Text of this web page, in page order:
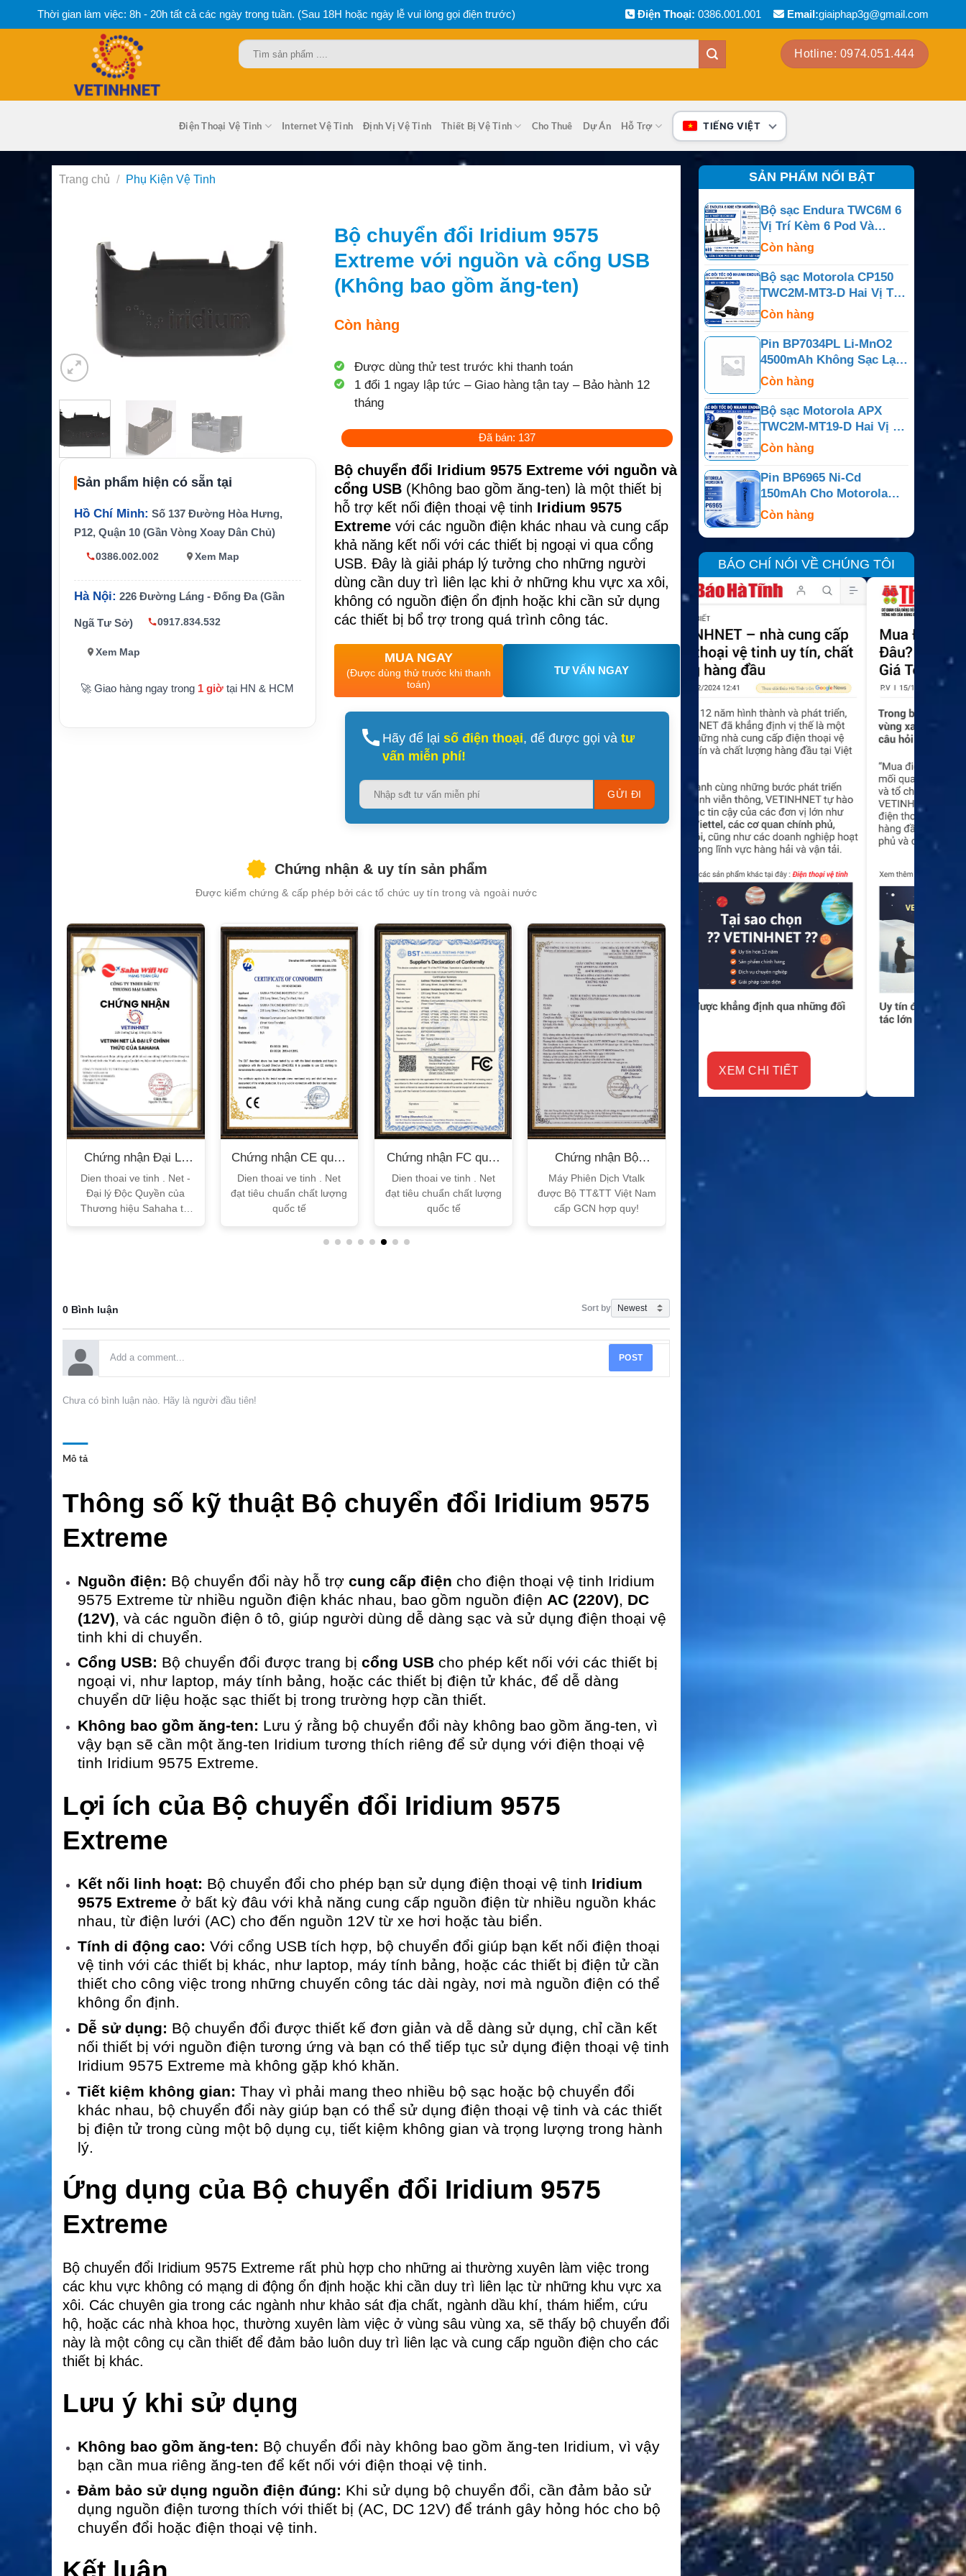
Thời gian làm việc: 8h - 20h tất cả các ngày trong tuần. (Sau 18H hoặc ngày lễ vui lòng gọi điện trước) Điện Thoại: 0386.001.001 Email:giaiphap3g@gmail.com
Tìm
kiếm:
Hotline: 0974.051.444
Điện Thoại Vệ Tinh Internet Vệ Tinh Định Vị Vệ Tinh Thiết Bị Vệ Tinh Cho Thuê Dự Án Hỗ Trợ TIẾNG VIỆT
Trang chủ / Phụ Kiện Vệ Tinh
Sản phẩm hiện có sẵn tại
Hồ Chí Minh: Số 137 Đường Hòa Hưng,
P12, Quận 10 (Gần Vòng Xoay Dân Chủ)
0386.002.002 Xem Map
Hà Nội: 226 Đường Láng - Đống Đa (Gần
Ngã Tư Sở) 0917.834.532
Xem Map
🚀 Giao hàng ngay trong 1 giờ tại HN & HCM
Bộ chuyển đổi Iridium 9575
Extreme với nguồn và cổng USB
(Không bao gồm ăng-ten)
Còn hàng
Được dùng thử test trước khi thanh toán
1 đổi 1 ngay lập tức – Giao hàng tận tay – Bảo hành 12
tháng
Đã bán: 137
Bộ chuyển đổi Iridium 9575 Extreme với nguồn và
cổng USB(Không bao gồm ăng-ten) là một thiết bị
hỗ trợ kết nối điện thoại vệ tinh Iridium 9575
Extremevới các nguồn điện khác nhau và cung cấp
khả năng kết nối với các thiết bị ngoại vi qua cổng
USB. Đây là giải pháp lý tưởng cho những người
dùng cần duy trì liên lạc khi ở những khu vực xa xôi,
không có nguồn điện ổn định hoặc khi cần sử dụng
các thiết bị bổ trợ trong quá trình công tác.
MUA NGAY
(Được dùng thử trước khi thanh
toán)
TƯ VẤN NGAY
Hãy để lại số điện thoại, để được gọi và tư
vấn miễn phí!
Please
this
Chứng nhận & uy tín sản phẩm
Được kiểm chứng & cấp phép bởi các tổ chức uy tín trong và ngoài nước
Chứng nhận Đại Lý
Sahaha
Dien thoai ve tinh . Net -
Đại lý Độc Quyền của
Thương hiệu Sahaha tại
Chứng nhận CE quốc
tế
Dien thoai ve tinh . Net
đạt tiêu chuẩn chất lượng
quốc tế
Chứng nhận FC quốc
tế
Dien thoai ve tinh . Net
đạt tiêu chuẩn chất lượng
quốc tế
Chứng nhận Bộ
TT&TT
Máy Phiên Dịch Vtalk
được Bộ TT&TT Việt Nam
cấp GCN hợp quy!
0 Bình luận Sort by
POST
Chưa có bình luận nào. Hãy là người đầu tiên!
Mô tả
Thông số kỹ thuật Bộ chuyển đổi Iridium 9575
Extreme
Nguồn điện: Bộ chuyển đổi này hỗ trợ cung cấp điện cho điện thoại vệ tinh Iridium
9575 Extreme từ nhiều nguồn điện khác nhau, bao gồm nguồn điện AC (220V), DC
(12V), và các nguồn điện ô tô, giúp người dùng dễ dàng sạc và sử dụng điện thoại vệ
tinh khi di chuyển.
Cổng USB: Bộ chuyển đổi được trang bị cổng USBcho phép kết nối với các thiết bị
ngoại vi, như laptop, máy tính bảng, hoặc các thiết bị điện tử khác, để dễ dàng
chuyển dữ liệu hoặc sạc thiết bị trong trường hợp cần thiết.
Không bao gồm ăng-ten: Lưu ý rằng bộ chuyển đổi này không bao gồm ăng-ten, vì
vậy bạn sẽ cần một ăng-ten Iridium tương thích riêng để sử dụng với điện thoại vệ
tinh Iridium 9575 Extreme.
Lợi ích của Bộ chuyển đổi Iridium 9575
Extreme
Kết nối linh hoạt: Bộ chuyển đổi cho phép bạn sử dụng điện thoại vệ tinh Iridium
9575 Extreme ở bất kỳ đâu với khả năng cung cấp nguồn điện từ nhiều nguồn khác
nhau, từ điện lưới (AC) cho đến nguồn 12V từ xe hơi hoặc tàu biển.
Tính di động cao: Với cổng USB tích hợp, bộ chuyển đổi giúp bạn kết nối điện thoại
vệ tinh với các thiết bị khác, như laptop, máy tính bảng, hoặc các thiết bị điện tử cần
thiết cho công việc trong những chuyến công tác dài ngày, nơi mà nguồn điện có thể
không ổn định.
Dễ sử dụng: Bộ chuyển đổi được thiết kế đơn giản và dễ dàng sử dụng, chỉ cần kết
nối thiết bị với nguồn điện tương ứng và bạn có thể tiếp tục sử dụng điện thoại vệ tinh
Iridium 9575 Extreme mà không gặp khó khăn.
Tiết kiệm không gian: Thay vì phải mang theo nhiều bộ sạc hoặc bộ chuyển đổi
khác nhau, bộ chuyển đổi này giúp bạn có thể sử dụng điện thoại vệ tinh và các thiết
bị điện tử trong cùng một bộ dụng cụ, tiết kiệm không gian và trọng lượng trong hành
lý.
Ứng dụng của Bộ chuyển đổi Iridium 9575
Extreme
Bộ chuyển đổi Iridium 9575 Extreme rất phù hợp cho những ai thường xuyên làm việc trong
các khu vực không có mạng di động ổn định hoặc khi cần duy trì liên lạc từ những khu vực xa
xôi. Các chuyên gia trong các ngành như khảo sát địa chất, ngành dầu khí, thám hiểm, cứu
hộ, hoặc các nhà khoa học, thường xuyên làm việc ở vùng sâu vùng xa, sẽ thấy bộ chuyển đổi
này là một công cụ cần thiết để đảm bảo luôn duy trì liên lạc và cung cấp nguồn điện cho các
thiết bị khác.
Lưu ý khi sử dụng
Không bao gồm ăng-ten: Bộ chuyển đổi này không bao gồm ăng-ten Iridium, vì vậy
bạn cần mua riêng ăng-ten để kết nối với điện thoại vệ tinh.
Đảm bảo sử dụng nguồn điện đúng: Khi sử dụng bộ chuyển đổi, cần đảm bảo sử
dụng nguồn điện tương thích với thiết bị (AC, DC 12V) để tránh gây hỏng hóc cho bộ
chuyển đổi hoặc điện thoại vệ tinh.
SẢN PHẨM NỔI BẬT
Bộ sạc Endura TWC6M 6
Vị Trí Kèm 6 Pod Và
Nguồn Ngoài
Còn hàng
Bộ sạc Motorola CP150
TWC2M-MT3-D Hai Vị Trí
Cho CP150, CP200,
Còn hàng
Pin BP7034PL Li-MnO2
4500mAh Không Sạc Lại
Cho Bộ Đàm Motorola
Còn hàng
Bộ sạc Motorola APX
TWC2M-MT19-D Hai Vị Trí
Cho APX6000, APX7000,
Còn hàng
Pin BP6965 Ni-Cd
150mAh Cho Motorola
Dimension IV, Minitor Và
Dòng Tương Thích
Còn hàng
BÁO CHÍ NÓI VỀ CHÚNG TÔI
XEM CHI TIẾT XEM CHI TIẾT XEM CHI TIẾT XEM CHI TIẾT